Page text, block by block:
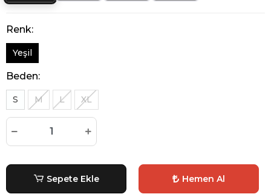
Renk:
Yeşil
Beden:
S M L XL
Sepete Ekle Hemen Al